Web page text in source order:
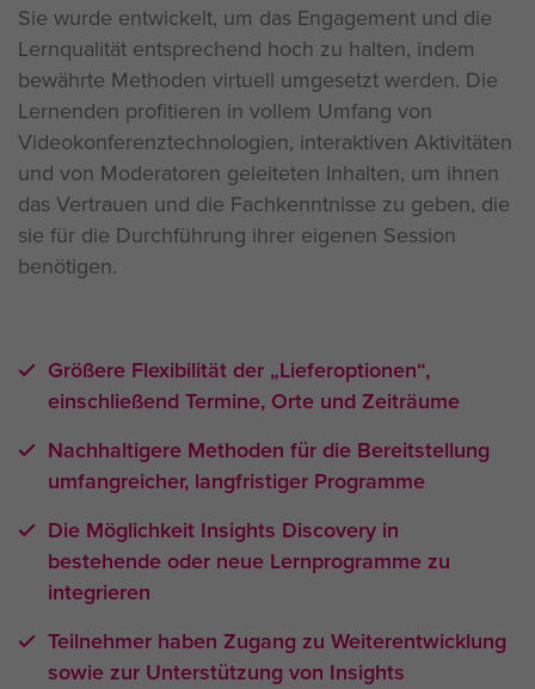
Sie wurde entwickelt, um das Engagement und die
Lernqualität entsprechend hoch zu halten, indem
bewährte Methoden virtuell umgesetzt werden. Die
Lernenden profitieren in vollem Umfang von
Videokonferenztechnologien, interaktiven Aktivitäten
und von Moderatoren geleiteten Inhalten, um ihnen
das Vertrauen und die Fachkenntnisse zu geben, die
sie für die Durchführung ihrer eigenen Session
benötigen.
Größere Flexibilität der „Lieferoptionen“,
einschließend Termine, Orte und Zeiträume
Nachhaltigere Methoden für die Bereitstellung
umfangreicher, langfristiger Programme
Die Möglichkeit Insights Discovery in
bestehende oder neue Lernprogramme zu
integrieren
Teilnehmer haben Zugang zu Weiterentwicklung
sowie zur Unterstützung von Insights